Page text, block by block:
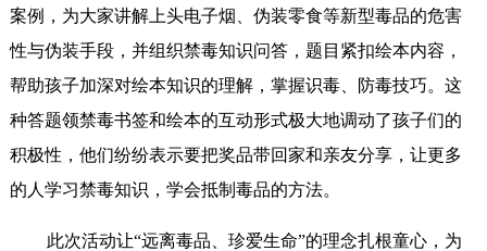
案例，为大家讲解上头电子烟、伪装零食等新型毒品的危害
性与伪装手段，并组织禁毒知识问答，题目紧扣绘本内容，
帮助孩子加深对绘本知识的理解，掌握识毒、防毒技巧。这
种答题领禁毒书签和绘本的互动形式极大地调动了孩子们的
积极性，他们纷纷表示要把奖品带回家和亲友分享，让更多
的人学习禁毒知识，学会抵制毒品的方法。
此次活动让“远离毒品、珍爱生命”的理念扎根童心，为